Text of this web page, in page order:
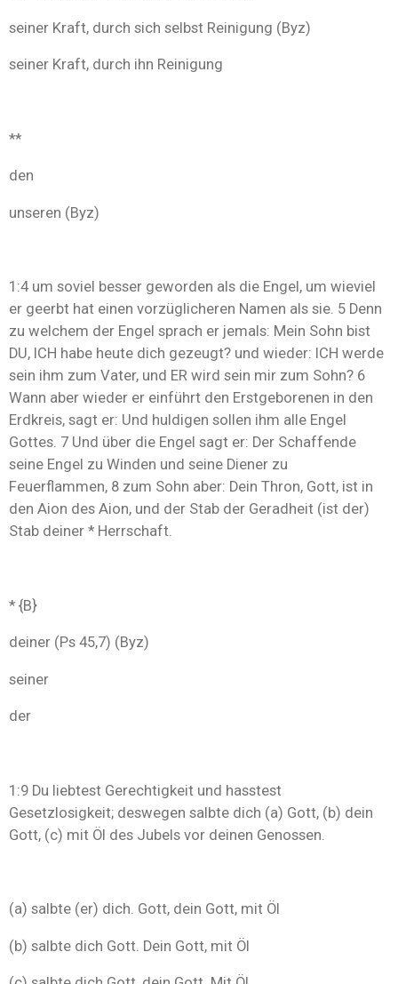
seiner Kraft, durch sich selbst Reinigung (Byz)
seiner Kraft, durch ihn Reinigung
**
den
unseren (Byz)
1:4 um soviel besser geworden als die Engel, um wieviel
er geerbt hat einen vorzüglicheren Namen als sie. 5 Denn
zu welchem der Engel sprach er jemals: Mein Sohn bist
DU, ICH habe heute dich gezeugt? und wieder: ICH werde
sein ihm zum Vater, und ER wird sein mir zum Sohn? 6
Wann aber wieder er einführt den Erstgeborenen in den
Erdkreis, sagt er: Und huldigen sollen ihm alle Engel
Gottes. 7 Und über die Engel sagt er: Der Schaffende
seine Engel zu Winden und seine Diener zu
Feuerflammen, 8 zum Sohn aber: Dein Thron, Gott, ist in
den Aion des Aion, und der Stab der Geradheit (ist der)
Stab deiner * Herrschaft.
* {B}
deiner (Ps 45,7) (Byz)
seiner
der
1:9 Du liebtest Gerechtigkeit und hasstest
Gesetzlosigkeit; deswegen salbte dich (a) Gott, (b) dein
Gott, (c) mit Öl des Jubels vor deinen Genossen.
(a) salbte (er) dich. Gott, dein Gott, mit Öl
(b) salbte dich Gott. Dein Gott, mit Öl